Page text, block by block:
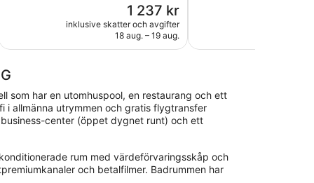
Priset
är
1 237 kr
1 237 kr
inklusive skatter och avgifter
18 aug. – 19 aug.
som har en utomhuspool, en restaurang och ett
allmänna utrymmen och gratis flygtransfer
center (öppet dygnet runt) och ett
rum med värdeförvaringsskåp och
och betalfilmer. Badrummen har